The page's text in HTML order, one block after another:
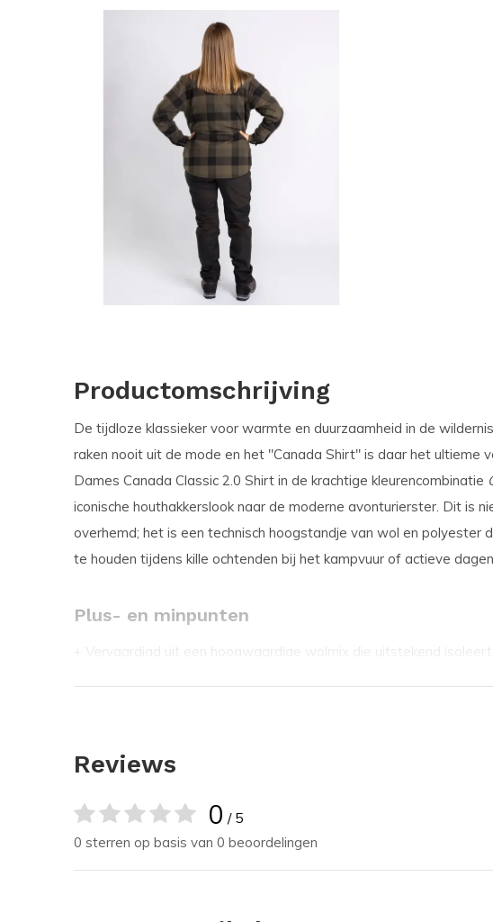
Productomschrijving
De tijdloze klassieker voor warmte en duurzaamheid in de wildernis.
raken nooit uit de mode en het "Canada Shirt" is daar het ultieme
Dames Canada Classic 2.0 Shirt in de krachtige kleurencombinatie
iconische houthakkerslook naar de moderne avonturierster. Dit is
overhemd; het is een technisch hoogstandje van wol en polyester
te houden tijdens kille ochtenden bij het kampvuur of actieve
Plus- en minpunten
Vervaardigd uit een hoogwaardige wolmix die uitstekend
tegenstelling tot traditionele pure wol.
+Voorzien van een flatterende, vrouwelijke pasvorm die
Reviews
0 / 5
0 sterren op basis van 0 beoordelingen